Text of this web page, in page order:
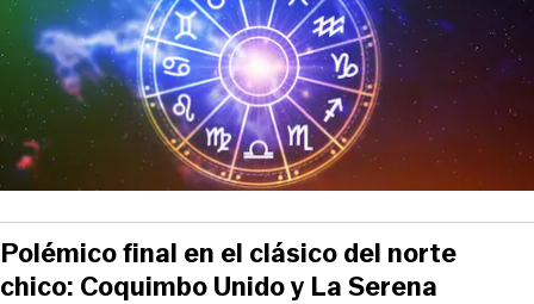
Polémico final en el clásico del norte
chico: Coquimbo Unido y La Serena